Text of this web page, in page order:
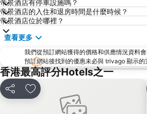
黃金海岸
香港迪士
新界
羅湖口岸
羅湖
North Point Metro Station
中環
Cheung Chau
羅湖口岸
Sheung Wan Metro Station
Tsing
寶安區
深圳寶
帝景酒店有停車設施嗎？
帝景酒店的入住和退房時間是什麼時候？
帝景酒店位於哪裡？
查看更多
我們從預訂網站獲得的價格和供應情況資料
預訂網站後找到的優惠未必與 trivago 顯示的
香港最高評分Hotels之一
分享 放到收藏夾